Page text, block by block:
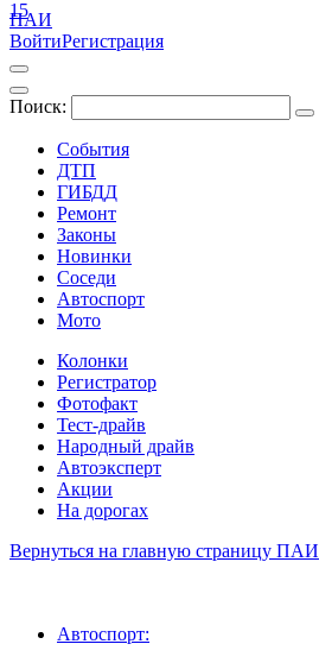
ПАИ
ВойтиРегистрация
Поиск:
События
ДТП
ГИБДД
Ремонт
Законы
Новинки
Соседи
Автоспорт
Мото
Колонки
Регистратор
Фотофакт
Тест-драйв
Народный драйв
Автоэксперт
Акции
На дорогах
15
Вернуться на главную страницу ПАИ
Автоспорт: